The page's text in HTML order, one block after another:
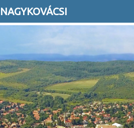
NAGYKOVÁCSI